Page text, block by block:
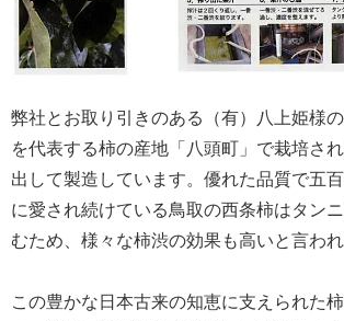
弊社とお取り引きのある（有）八上姫様
を代表する柿の産地「八頭町」で栽培さ
出して製造しています。優れた品質で五
に愛され続けている鳥取の西条柿はタン
むため、様々な柿渋の効果も高いと言われ
この豊かな日本古来の知恵に支えられた